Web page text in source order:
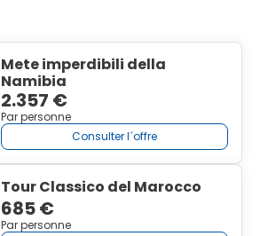
Mete imperdibili della
Namibia
2.357 €
Par personne
Consulter l´offre
Tour Classico del Marocco
685 €
Par personne